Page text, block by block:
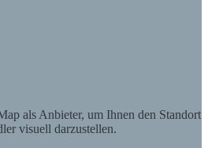
als Anbieter, um Ihnen den Standort
visuell darzustellen.